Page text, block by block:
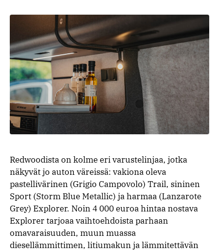
Redwoodista on kolme eri varustelinjaa, jotka
näkyvät jo auton väreissä: vakiona oleva
pastellivärinen (Grigio Campovolo) Trail, sininen
Sport (Storm Blue Metallic) ja harmaa (Lanzarote
Grey) Explorer. Noin 4 000 euroa hintaa nostava
Explorer tarjoaa vaihtoehdoista parhaan
omavaraisuuden, muun muassa
diesellämmittimen, litiumakun ja lämmitettävän